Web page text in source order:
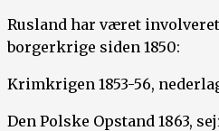
Rusland har været
borgerkrige siden 1850:
Krimkrigen 1853-56,
Den Polske Opstand 1863,